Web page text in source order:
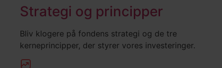
Strategi og principper
Bliv klogere på fondens strategi og de tre
kerneprincipper, der styrer vores investeringer.